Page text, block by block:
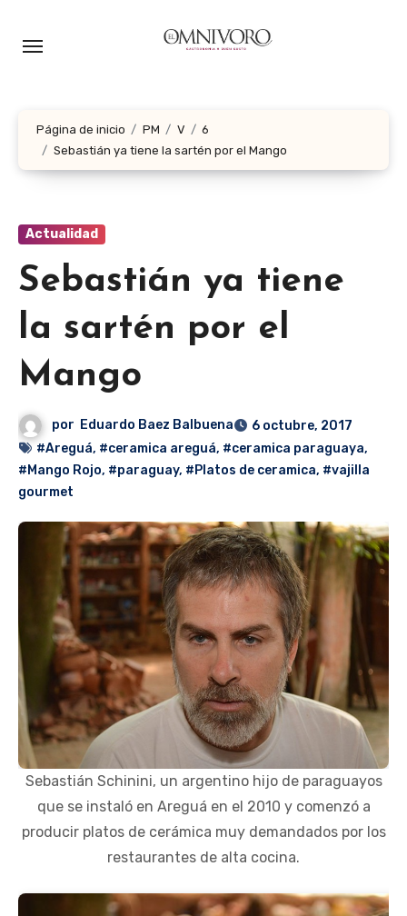
Página de inicio PM V
6
Sebastián ya tiene la sartén por el Mango
Actualidad
Sebastián ya tiene
la sartén por el
Mango
por Eduardo Baez Balbuena
6 octubre, 2017
#Areguá, #ceramica areguá, #ceramica paraguaya,
#Mango Rojo, #paraguay, #Platos de ceramica, #vajilla
gourmet
Sebastián Schinini, un argentino hijo de paraguayos
que se instaló en Areguá en el 2010 y comenzó a
producir platos de cerámica muy demandados por los
restaurantes de alta cocina.